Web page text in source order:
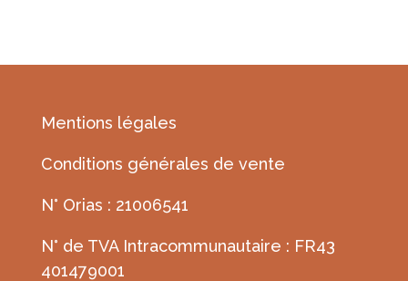
Mentions légales
Conditions générales de vente
N° Orias : 21006541
N° de TVA Intracommunautaire : FR43
401479001